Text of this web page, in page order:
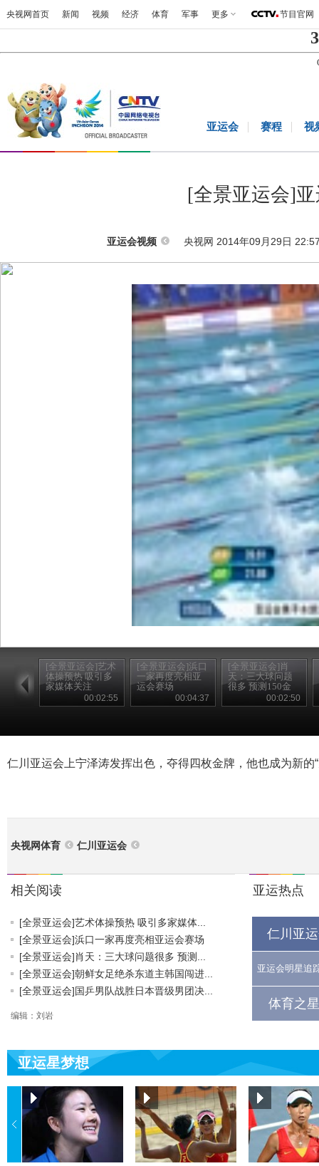
央视网首页 新闻 视频 经济 体育 军事 更多 节目官网
亚运会 赛程 视
[全景亚运会]
亚运会视频 央视网 2014年09月29日
[全景亚运会]艺术
体操预热 吸引多
家媒体关注
00:02:55
[全景亚运会]浜口
一家再度亮相亚
运会赛场
00:04:37
[全景亚运会]肖
天：三大球问题
很多 预测150金
00:02:50
仁川亚运会上宁泽涛发挥出色，夺得四枚金牌，他也成为新的“
央视网体育 仁川亚运会
相关阅读
[全景亚运会]艺术体操预热 吸引多家媒体...
[全景亚运会]浜口一家再度亮相亚运会赛场
[全景亚运会]肖天：三大球问题很多 预测...
[全景亚运会]朝鲜女足绝杀东道主韩国闯进...
[全景亚运会]国乒男队战胜日本晋级男团决...
编辑：刘岩
亚运热点
仁川亚
亚运会明星追
体育之
亚运星梦想